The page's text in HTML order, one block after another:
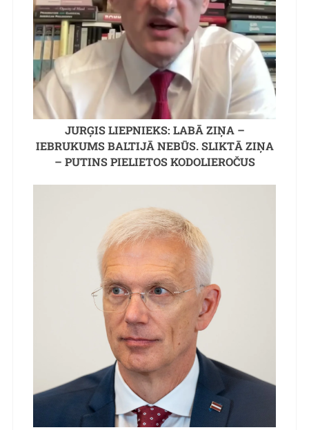
JURĢIS LIEPNIEKS: LABĀ ZIŅA –
IEBRUKUMS BALTIJĀ NEBŪS. SLIKTĀ ZIŅA
– PUTINS PIELIETOS KODOLIEROČUS